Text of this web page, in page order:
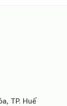
TP. Huế